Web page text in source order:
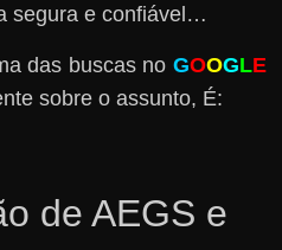
segura e confiável…
das buscas no GOOGLE
sobre o assunto, É:
de AEGS e